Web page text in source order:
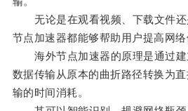
无论是在观看视频、下载文件还
节点加速器都能够帮助用户提高网络
海外节点加速器的原理是通过建
数据传输从原本的曲折路径转换为
输的时间消耗。